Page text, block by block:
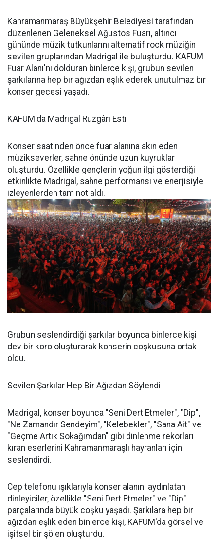
Kahramanmaraş Büyükşehir Belediyesi tarafından
düzenlenen Geleneksel Ağustos Fuarı, altıncı
gününde müzik tutkunlarını alternatif rock müziğin
sevilen gruplarından Madrigal ile buluşturdu. KAFUM
Fuar Alanı'nı dolduran binlerce kişi, grubun sevilen
şarkılarına hep bir ağızdan eşlik ederek unutulmaz bir
konser gecesi yaşadı.
KAFUM'da Madrigal Rüzgârı Esti
Konser saatinden önce fuar alanına akın eden
müzikseverler, sahne önünde uzun kuyruklar
oluşturdu. Özellikle gençlerin yoğun ilgi gösterdiği
etkinlikte Madrigal, sahne performansı ve enerjisiyle
izleyenlerden tam not aldı.
Grubun seslendirdiği şarkılar boyunca binlerce kişi
dev bir koro oluşturarak konserin coşkusuna ortak
oldu.
Sevilen Şarkılar Hep Bir Ağızdan Söylendi
Madrigal, konser boyunca "Seni Dert Etmeler", "Dip",
"Ne Zamandır Sendeyim", "Kelebekler", "Sana Ait" ve
"Geçme Artık Sokağımdan" gibi dinlenme rekorları
kıran eserlerini Kahramanmaraşlı hayranları için
seslendirdi.
Cep telefonu ışıklarıyla konser alanını aydınlatan
dinleyiciler, özellikle "Seni Dert Etmeler" ve "Dip"
parçalarında büyük coşku yaşadı. Şarkılara hep bir
ağızdan eşlik eden binlerce kişi, KAFUM'da görsel ve
işitsel bir şölen oluşturdu.